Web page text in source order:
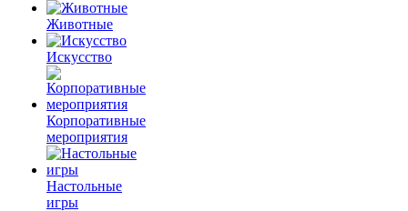
Животные
Искусство
Корпоративные
мероприятия
Настольные
игры